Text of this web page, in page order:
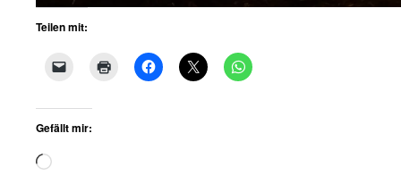
Teilen mit:
Gefällt mir:
Wird